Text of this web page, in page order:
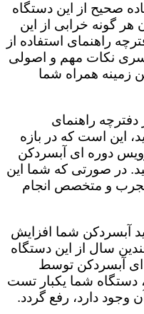
صحیح از این دستگاه
هر گونه خرابی از این
راهنمای استفاده از
نکات مهم و اصولی
زمینه همراه شما
راهنمای
این است که در بازه
دوره ای آبسردکن
در صورتی که شما این
و متخصص انجام
آبسردکن شما افزایش
سال از این دستگاه
ای آبسردکن توسط
شما یکبار تست
وجود دارد، رفع گردد.